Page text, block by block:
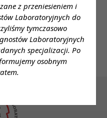
z przeniesieniem i
Laboratoryjnych do
tymczasowo
Laboratoryjnych
specjalizacji. Po
osobnym